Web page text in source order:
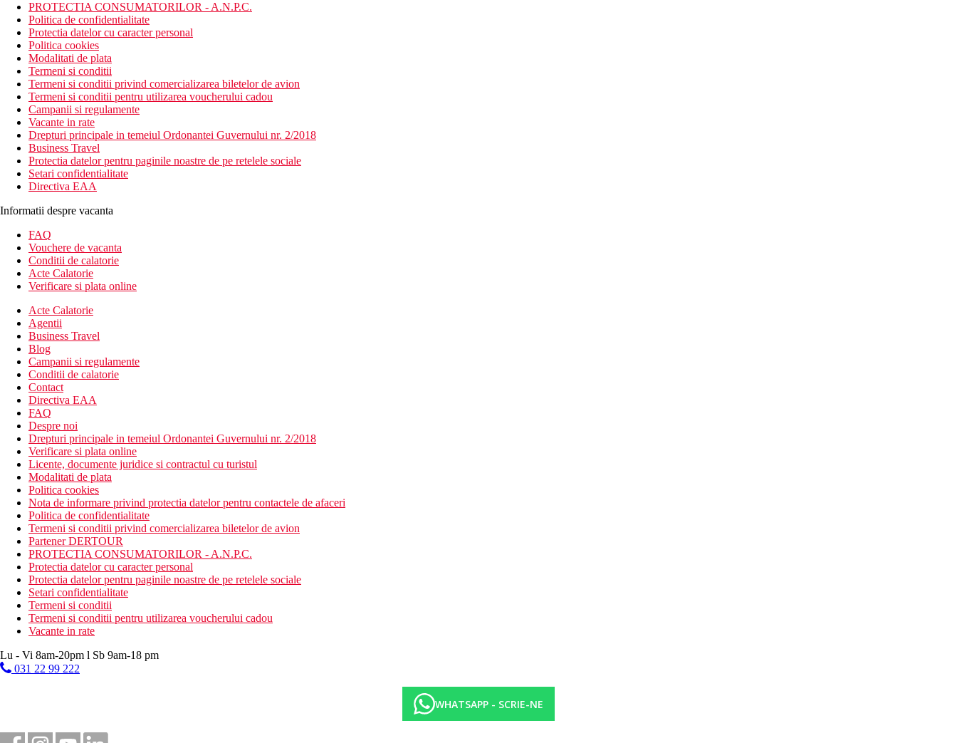
PROTECTIA CONSUMATORILOR - A.N.P.C.
Politica de confidentialitate
Protectia datelor cu caracter personal
Politica cookies
Modalitati de plata
Termeni si conditii
Termeni si conditii privind comercializarea biletelor de avion
Termeni si conditii pentru utilizarea voucherului cadou
Campanii si regulamente
Vacante in rate
Drepturi principale in temeiul Ordonantei Guvernului nr. 2/2018
Business Travel
Protectia datelor pentru paginile noastre de pe retelele sociale
Setari confidentialitate
Directiva EAA
Informatii despre vacanta
FAQ
Vouchere de vacanta
Conditii de calatorie
Acte Calatorie
Verificare si plata online
Acte Calatorie
Agentii
Business Travel
Blog
Campanii si regulamente
Conditii de calatorie
Contact
Directiva EAA
FAQ
Despre noi
Drepturi principale in temeiul Ordonantei Guvernului nr. 2/2018
Verificare si plata online
Licente, documente juridice si contractul cu turistul
Modalitati de plata
Politica cookies
Nota de informare privind protectia datelor pentru contactele de afaceri
Politica de confidentialitate
Termeni si conditii privind comercializarea biletelor de avion
Partener DERTOUR
PROTECTIA CONSUMATORILOR - A.N.P.C.
Protectia datelor cu caracter personal
Protectia datelor pentru paginile noastre de pe retelele sociale
Setari confidentialitate
Termeni si conditii
Termeni si conditii pentru utilizarea voucherului cadou
Vacante in rate
Lu - Vi 8am-20pm l Sb 9am-18 pm
031 22 99 222
WHATSAPP - SCRIE-NE